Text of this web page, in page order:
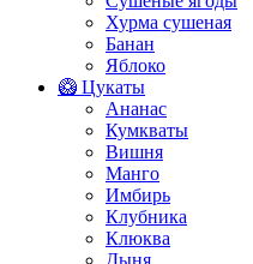
Хурма сушеная
Банан
Яблоко
🥝 Цукаты
Ананас
Кумкваты
Вишня
Манго
Имбирь
Клубника
Клюква
Дыня